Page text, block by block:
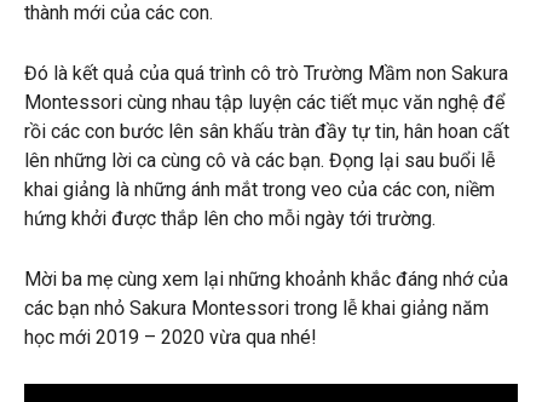
thành mới của các con.
Đó là kết quả của quá trình cô trò Trường Mầm non Sakura
Montessori cùng nhau tập luyện các tiết mục văn nghệ để
rồi các con bước lên sân khấu tràn đầy tự tin, hân hoan cất
lên những lời ca cùng cô và các bạn. Đọng lại sau buổi lễ
khai giảng là những ánh mắt trong veo của các con, niềm
hứng khởi được thắp lên cho mỗi ngày tới trường.
Mời ba mẹ cùng xem lại những khoảnh khắc đáng nhớ của
các bạn nhỏ Sakura Montessori trong lễ khai giảng năm
học mới 2019 – 2020 vừa qua nhé!